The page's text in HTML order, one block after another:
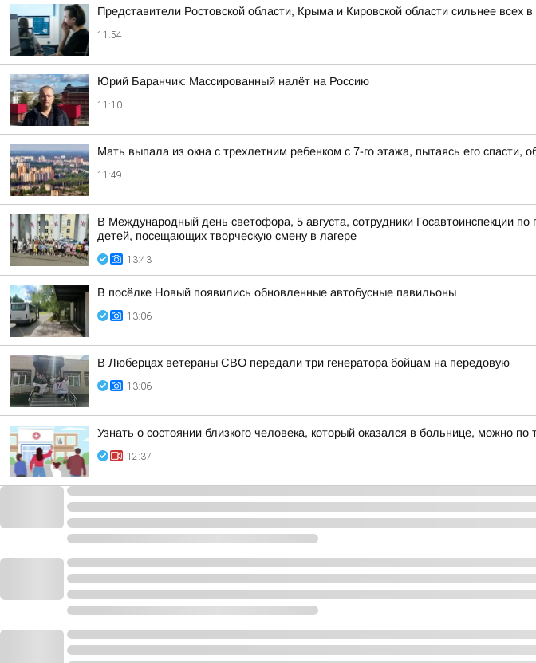
Представители Ростовской области, Крыма и Кировской области сильнее
11:54
Юрий Баранчик: Массированный налёт на Россию
11:10
Мать выпала из окна с трехлетним ребенком с 7-го этажа, пытаясь его спасти,
11:49
В Международный день светофора, 5 августа, сотрудники Госавтоинспекции
детей, посещающих творческую смену в лагере
13:43
В посёлке Новый появились обновленные автобусные павильоны
13:06
В Люберцах ветераны СВО передали три генератора бойцам на передовую
13:06
Узнать о состоянии близкого человека, который оказался в больнице, можно по
12:37